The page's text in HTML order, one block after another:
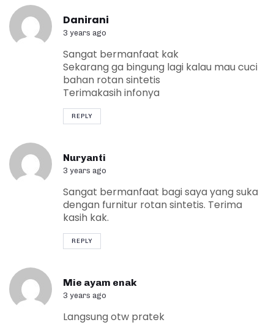
Danirani
3 years ago
Sangat bermanfaat kak
Sekarang ga bingung lagi kalau mau cuci
bahan rotan sintetis
Terimakasih infonya
REPLY
Nuryanti
3 years ago
Sangat bermanfaat bagi saya yang suka
dengan furnitur rotan sintetis. Terima
kasih kak.
REPLY
Mie ayam enak
3 years ago
Langsung otw pratek